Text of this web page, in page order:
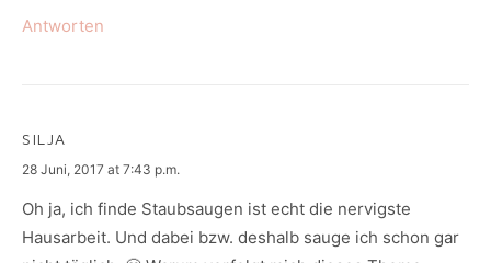
Antworten
SILJA
says:
28 Juni, 2017 at 7:43 p.m.
Oh ja, ich finde Staubsaugen ist echt die nervigste
Hausarbeit. Und dabei bzw. deshalb sauge ich schon gar